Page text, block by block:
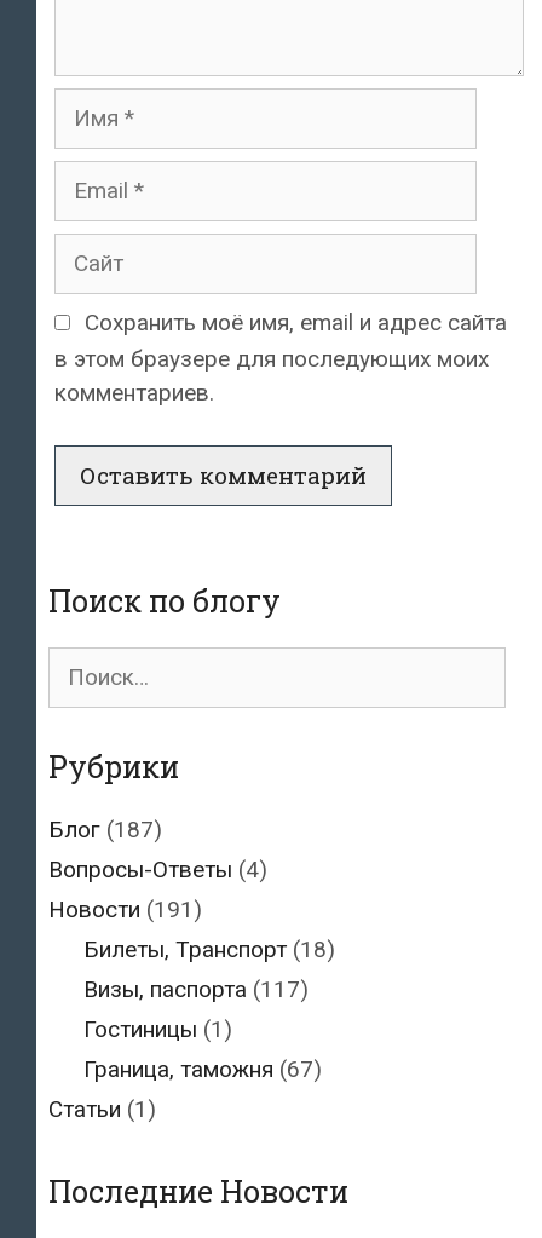
Имя
Email
Сайт
Сохранить моё имя, email и адрес сайта
в этом браузере для последующих моих
комментариев.
Поиск по блогу
Поиск
Рубрики
Блог (187)
Вопросы-Ответы (4)
Новости (191)
Билеты, Транспорт(18)
Визы, паспорта (117)
Гостиницы (1)
Граница, таможня (67)
Статьи (1)
Последние Новости